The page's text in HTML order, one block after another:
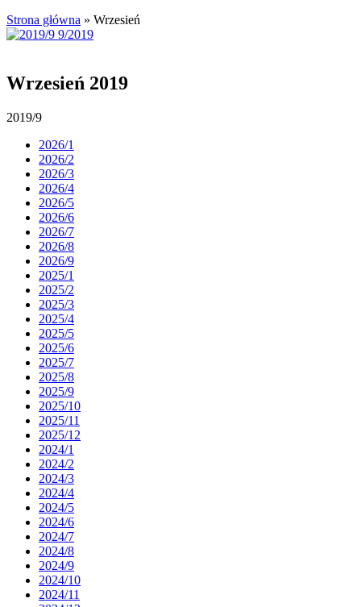
Strona główna » Wrzesień
Wrzesień 2019
2019/9
2026/1
2026/2
2026/3
2026/4
2026/5
2026/6
2026/7
2026/8
2026/9
2025/1
2025/2
2025/3
2025/4
2025/5
2025/6
2025/7
2025/8
2025/9
2025/10
2025/11
2025/12
2024/1
2024/2
2024/3
2024/4
2024/5
2024/6
2024/7
2024/8
2024/9
2024/10
2024/11